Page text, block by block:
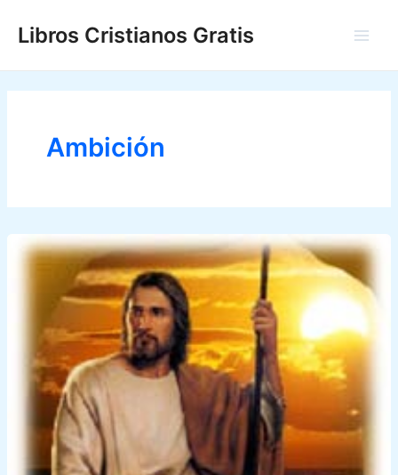
Libros Cristianos Gratis
Ambición